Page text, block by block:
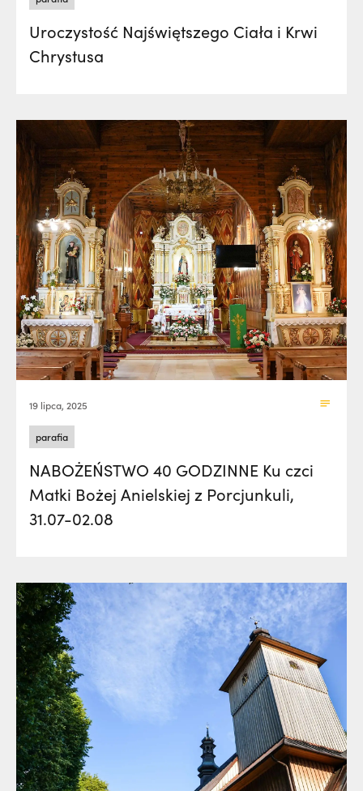
Uroczystość Najświętszego Ciała i Krwi
Chrystusa
19 lipca, 2025
parafia
NABOŻEŃSTWO 40 GODZINNE Ku czci
Matki Bożej Anielskiej z Porcjunkuli,
31.07-02.08